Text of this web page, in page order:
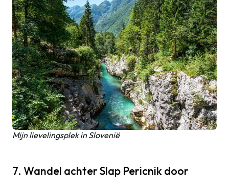
Mijn lievelingsplek in Slovenië
7. Wandel achter Slap Pericnik door